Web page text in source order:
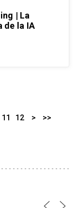
| La
de la IA
11 12 > >>